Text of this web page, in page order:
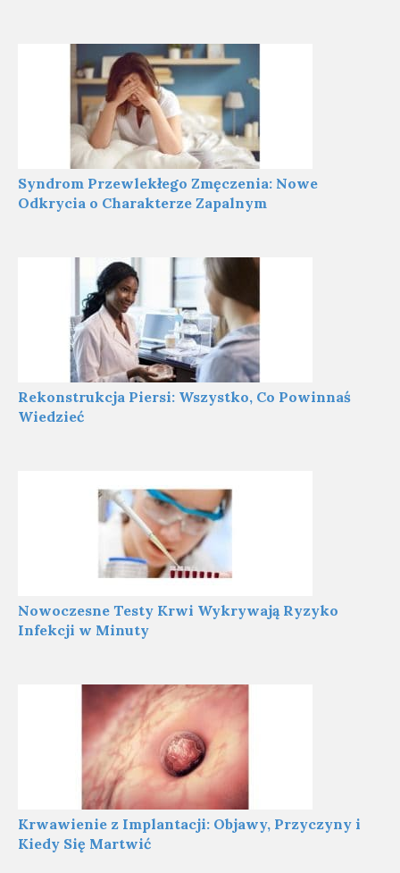
Syndrom Przewlekłego Zmęczenia: Nowe
Odkrycia o Charakterze Zapalnym
Rekonstrukcja Piersi: Wszystko, Co Powinnaś
Wiedzieć
Nowoczesne Testy Krwi Wykrywają Ryzyko
Infekcji w Minuty
Krwawienie z Implantacji: Objawy, Przyczyny i
Kiedy Się Martwić